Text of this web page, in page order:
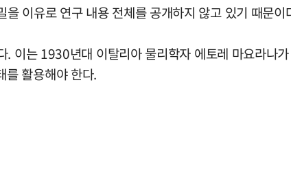
이유로 연구 내용 전체를 공개하지 않고 있기 때문이
이는 1930년대 이탈리아 물리학자 에토레 마요라나
를 활용해야 한다.